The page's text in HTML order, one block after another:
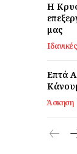
Η
μας
Επτά
Άσκηση